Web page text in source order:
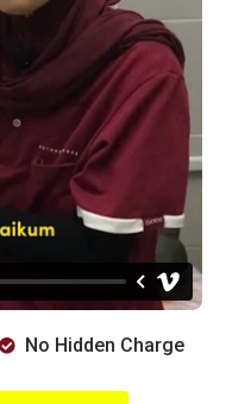
No Hidden Charge